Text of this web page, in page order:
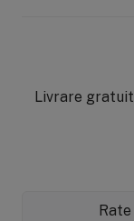
Livrare